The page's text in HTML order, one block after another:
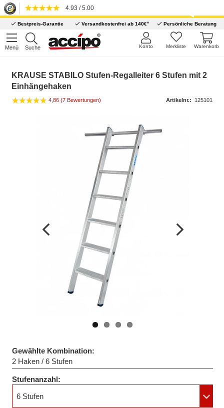
4.93 / 5.00
Bestpreis-Garantie Versandkostenfrei ab 140€* Persönliche Beratung
Menü Suche Warenkorb
Merkliste
Konto
KRAUSE STABILO Stufen-Regalleiter 6 Stufen mit 2
Einhängehaken
4,86 (7 Bewertungen) Artikelnr.: 125101
Gewählte Kombination:
2 Haken / 6 Stufen
Stufenanzahl:
6 Stufen